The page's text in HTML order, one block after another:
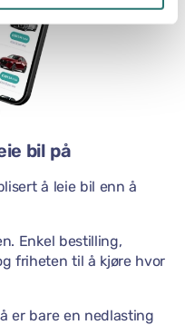
bil på
å leie bil enn å
Enkel bestilling,
friheten til å kjøre hvor
er bare en nedlasting